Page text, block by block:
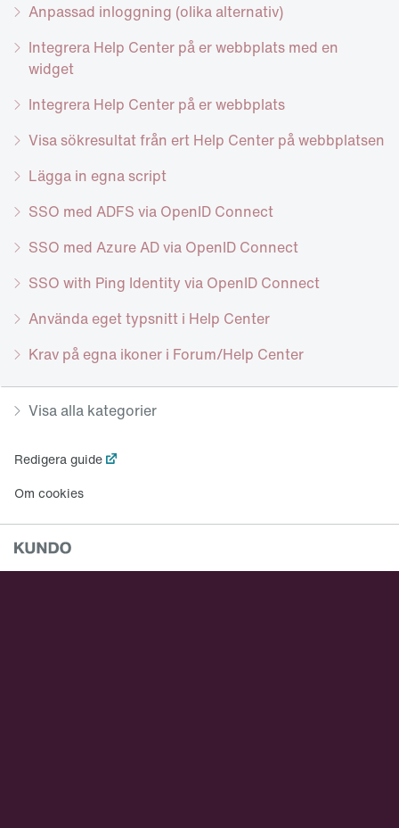
Anpassad inloggning (olika alternativ)
Integrera Help Center på er webbplats med en
widget
Integrera Help Center på er webbplats
Visa sökresultat från ert Help Center på webbplatsen
Lägga in egna script
SSO med ADFS via OpenID Connect
SSO med Azure AD via OpenID Connect
SSO with Ping Identity via OpenID Connect
Använda eget typsnitt i Help Center
Krav på egna ikoner i Forum/Help Center
Visa alla kategorier
Redigera guide
Om cookies